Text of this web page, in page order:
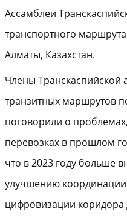
Ассамблеи
транспортного
Алматы, Казахстан.
Члены
транзитных маршрутов
поговорили о
перевозках в прошлом
что в 2023 году больше
улучшению координации
цифровизации коридора